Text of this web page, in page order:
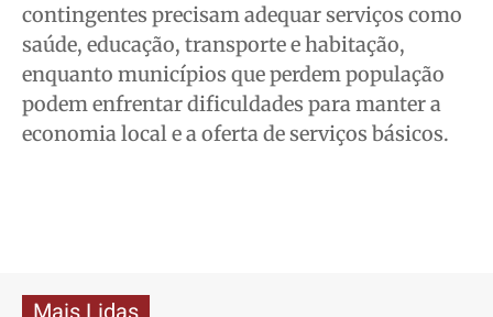
contingentes precisam adequar serviços como
saúde, educação, transporte e habitação,
enquanto municípios que perdem população
podem enfrentar dificuldades para manter a
economia local e a oferta de serviços básicos.